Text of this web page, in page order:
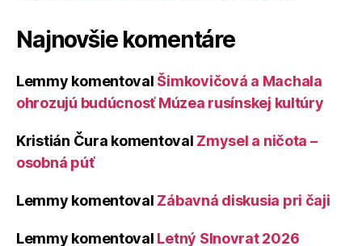
Najnovšie komentáre
Lemmy komentoval Šimkovičová a Machala
ohrozujú budúcnosť Múzea rusínskej kultúry
Kristián Čura komentoval Zmysel a ničota –
osobná púť
Lemmy komentoval Zábavná diskusia pri čaji
Lemmy komentoval Letný Slnovrat 2026